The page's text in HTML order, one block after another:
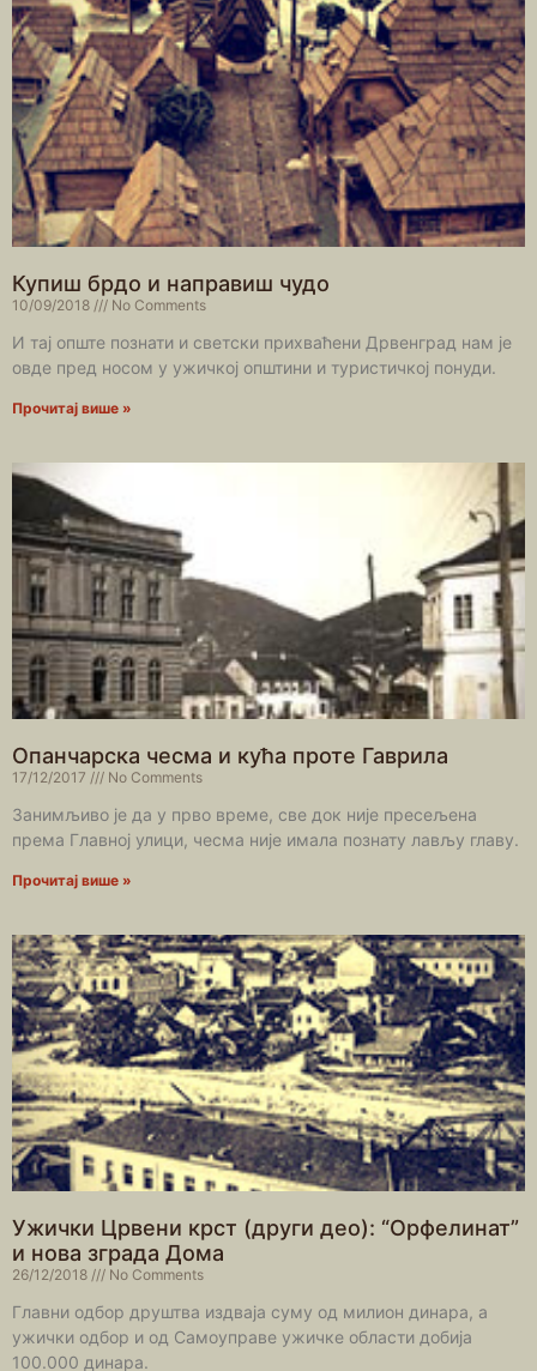
Купиш брдо и направиш чудо
10/09/2018 No Comments
И тај опште познати и светски прихваћени Дрвенград нам је
овде пред носом у ужичкој општини и туристичкој понуди.
Прочитај више »
Опанчарска чесма и кућа проте Гаврила
17/12/2017 No Comments
Занимљиво је да у прво време, све док није пресељена
према Главној улици, чесма није имала познату лављу главу.
Прочитај више »
Ужички Црвени крст (други део): “Орфелинат”
и нова зграда Дома
26/12/2018 No Comments
Главни одбор друштва издваја суму од милион динара, а
ужички одбор и од Самоуправе ужичке области добија
100.000 динара.